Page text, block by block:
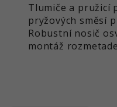
Tlumiče a pružicí
pryžových směsí
Robustní nosič
montáž
Název
Poskytovatel